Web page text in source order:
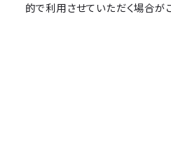
的で利用させていただく場合が